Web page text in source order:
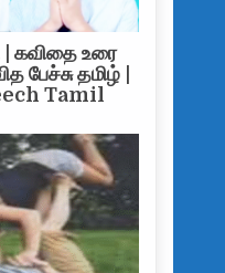
| கவிதை உரை
பேச்சு தமிழ் |
Tamil